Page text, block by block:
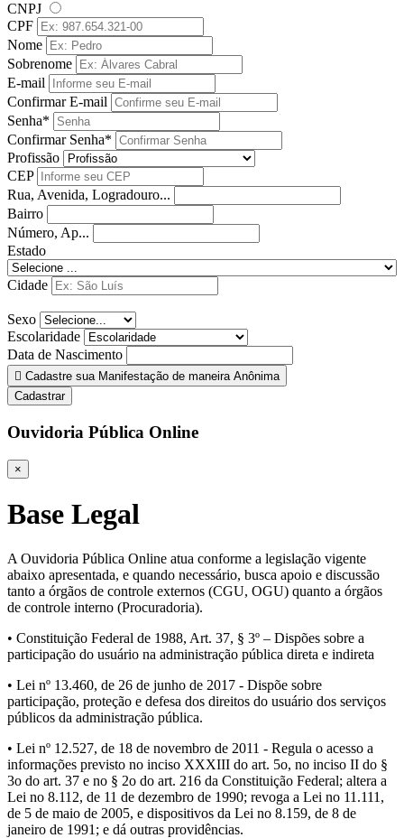
CNPJ
CPF
Nome
Sobrenome
E-mail
Confirmar E-mail
Senha*
Confirmar Senha*
Profissão
CEP
Rua, Avenida, Logradouro...
Bairro
Número, Ap...
Estado
Cidade
Sexo
Escolaridade
Data de Nascimento
Cadastre sua Manifestação de maneira Anônima
Cadastrar
Ouvidoria Pública Online
×
Base Legal
A Ouvidoria Pública Online atua conforme a legislação vigente
abaixo apresentada, e quando necessário, busca apoio e discussão
tanto a órgãos de controle externos (CGU, OGU) quanto a órgãos
de controle interno (Procuradoria).
• Constituição Federal de 1988, Art. 37, § 3º – Dispões sobre a
participação do usuário na administração pública direta e indireta
• Lei nº 13.460, de 26 de junho de 2017 - Dispõe sobre
participação, proteção e defesa dos direitos do usuário dos serviços
públicos da administração pública.
• Lei nº 12.527, de 18 de novembro de 2011 - Regula o acesso a
informações previsto no inciso XXXIII do art. 5o, no inciso II do §
3o do art. 37 e no § 2o do art. 216 da Constituição Federal; altera a
Lei no 8.112, de 11 de dezembro de 1990; revoga a Lei no 11.111,
de 5 de maio de 2005, e dispositivos da Lei no 8.159, de 8 de
janeiro de 1991; e dá outras providências.